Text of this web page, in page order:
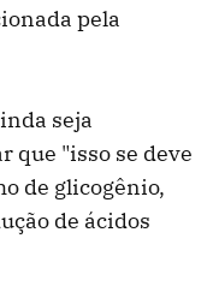
pela
seja
que "isso se deve
de glicogênio,
de ácidos